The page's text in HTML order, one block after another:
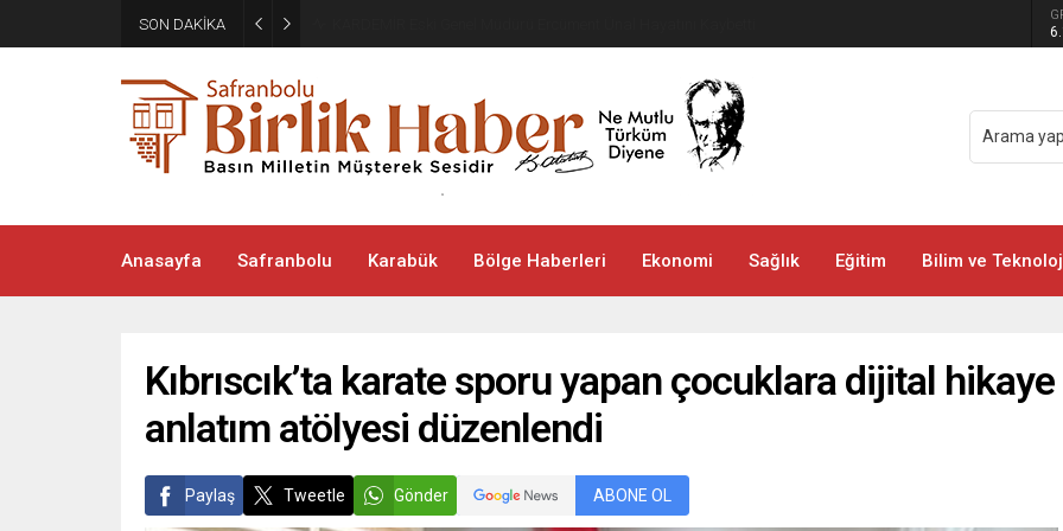
SON DAKİKA
Anasayfa Safranbolu Karabük Bölge Haberleri Ekonomi Sağlık Eğitim Bilim ve
Kıbrıscık’ta karate sporu yapan çocuklara dijital hikaye
anlatım atölyesi düzenlendi
Paylaş Tweetle Gönder ABONE OL